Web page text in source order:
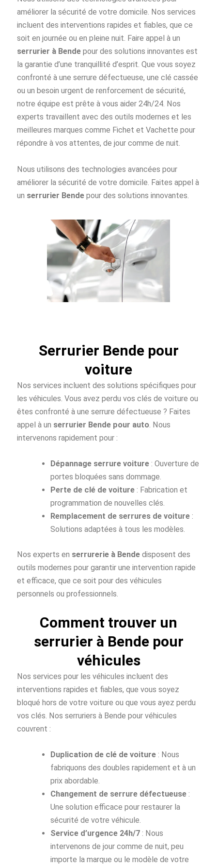
améliorer la sécurité de votre domicile. Nos services
incluent des interventions rapides et fiables, que ce
soit en journée ou en pleine nuit. Faire appel à un
serrurier à Bende pour des solutions innovantes est
la garantie d’une tranquillité d’esprit. Que vous soyez
confronté à une serrure défectueuse, une clé cassée
ou un besoin urgent de renforcement de sécurité,
notre équipe est prête à vous aider 24h/24. Nos
experts travaillent avec des outils modernes et les
meilleures marques comme Fichet et Vachette pour
répondre à vos attentes, de jour comme de nuit.
Nous utilisons des technologies avancées pour
améliorer la sécurité de votre domicile. Faites appel à
un serrurier Bende pour des solutions innovantes.
Serrurier Bende pour
voiture
Nos services incluent des solutions spécifiques pour
les véhicules. Vous avez perdu vos clés de voiture ou
êtes confronté à une serrure défectueuse ? Faites
appel à un serrurier Bende pour auto . Nous
intervenons rapidement pour :
Dépannage serrure voiture : Ouverture de
portes bloquées sans dommage.
Perte de clé de voiture : Fabrication et
programmation de nouvelles clés.
Remplacement de serrures de voiture :
Solutions adaptées à tous les modèles.
Nos experts en serrurerie à Bende disposent des
outils modernes pour garantir une intervention rapide
et efficace, que ce soit pour des véhicules
personnels ou professionnels.
Comment trouver un
serrurier à Bende pour
véhicules
Nos services pour les véhicules incluent des
interventions rapides et fiables, que vous soyez
bloqué hors de votre voiture ou que vous ayez perdu
vos clés. Nos serruriers à Bende pour véhicules
couvrent :
Duplication de clé de voiture : Nous
fabriquons des doubles rapidement et à un
prix abordable.
Changement de serrure défectueuse :
Une solution efficace pour restaurer la
sécurité de votre véhicule.
Service d’urgence 24h/7 : Nous
intervenons de jour comme de nuit, peu
importe la marque ou le modèle de votre